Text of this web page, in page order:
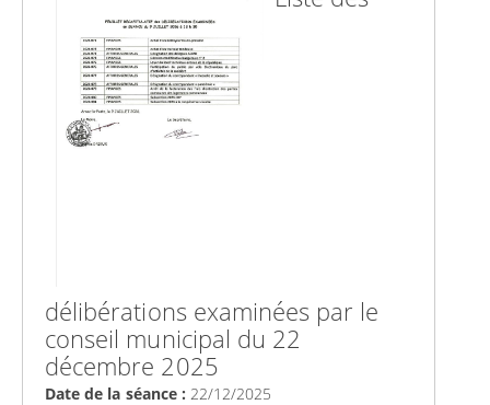
délibérations examinées par le
conseil municipal du 22
décembre 2025
Date de la séance : 22/12/2025